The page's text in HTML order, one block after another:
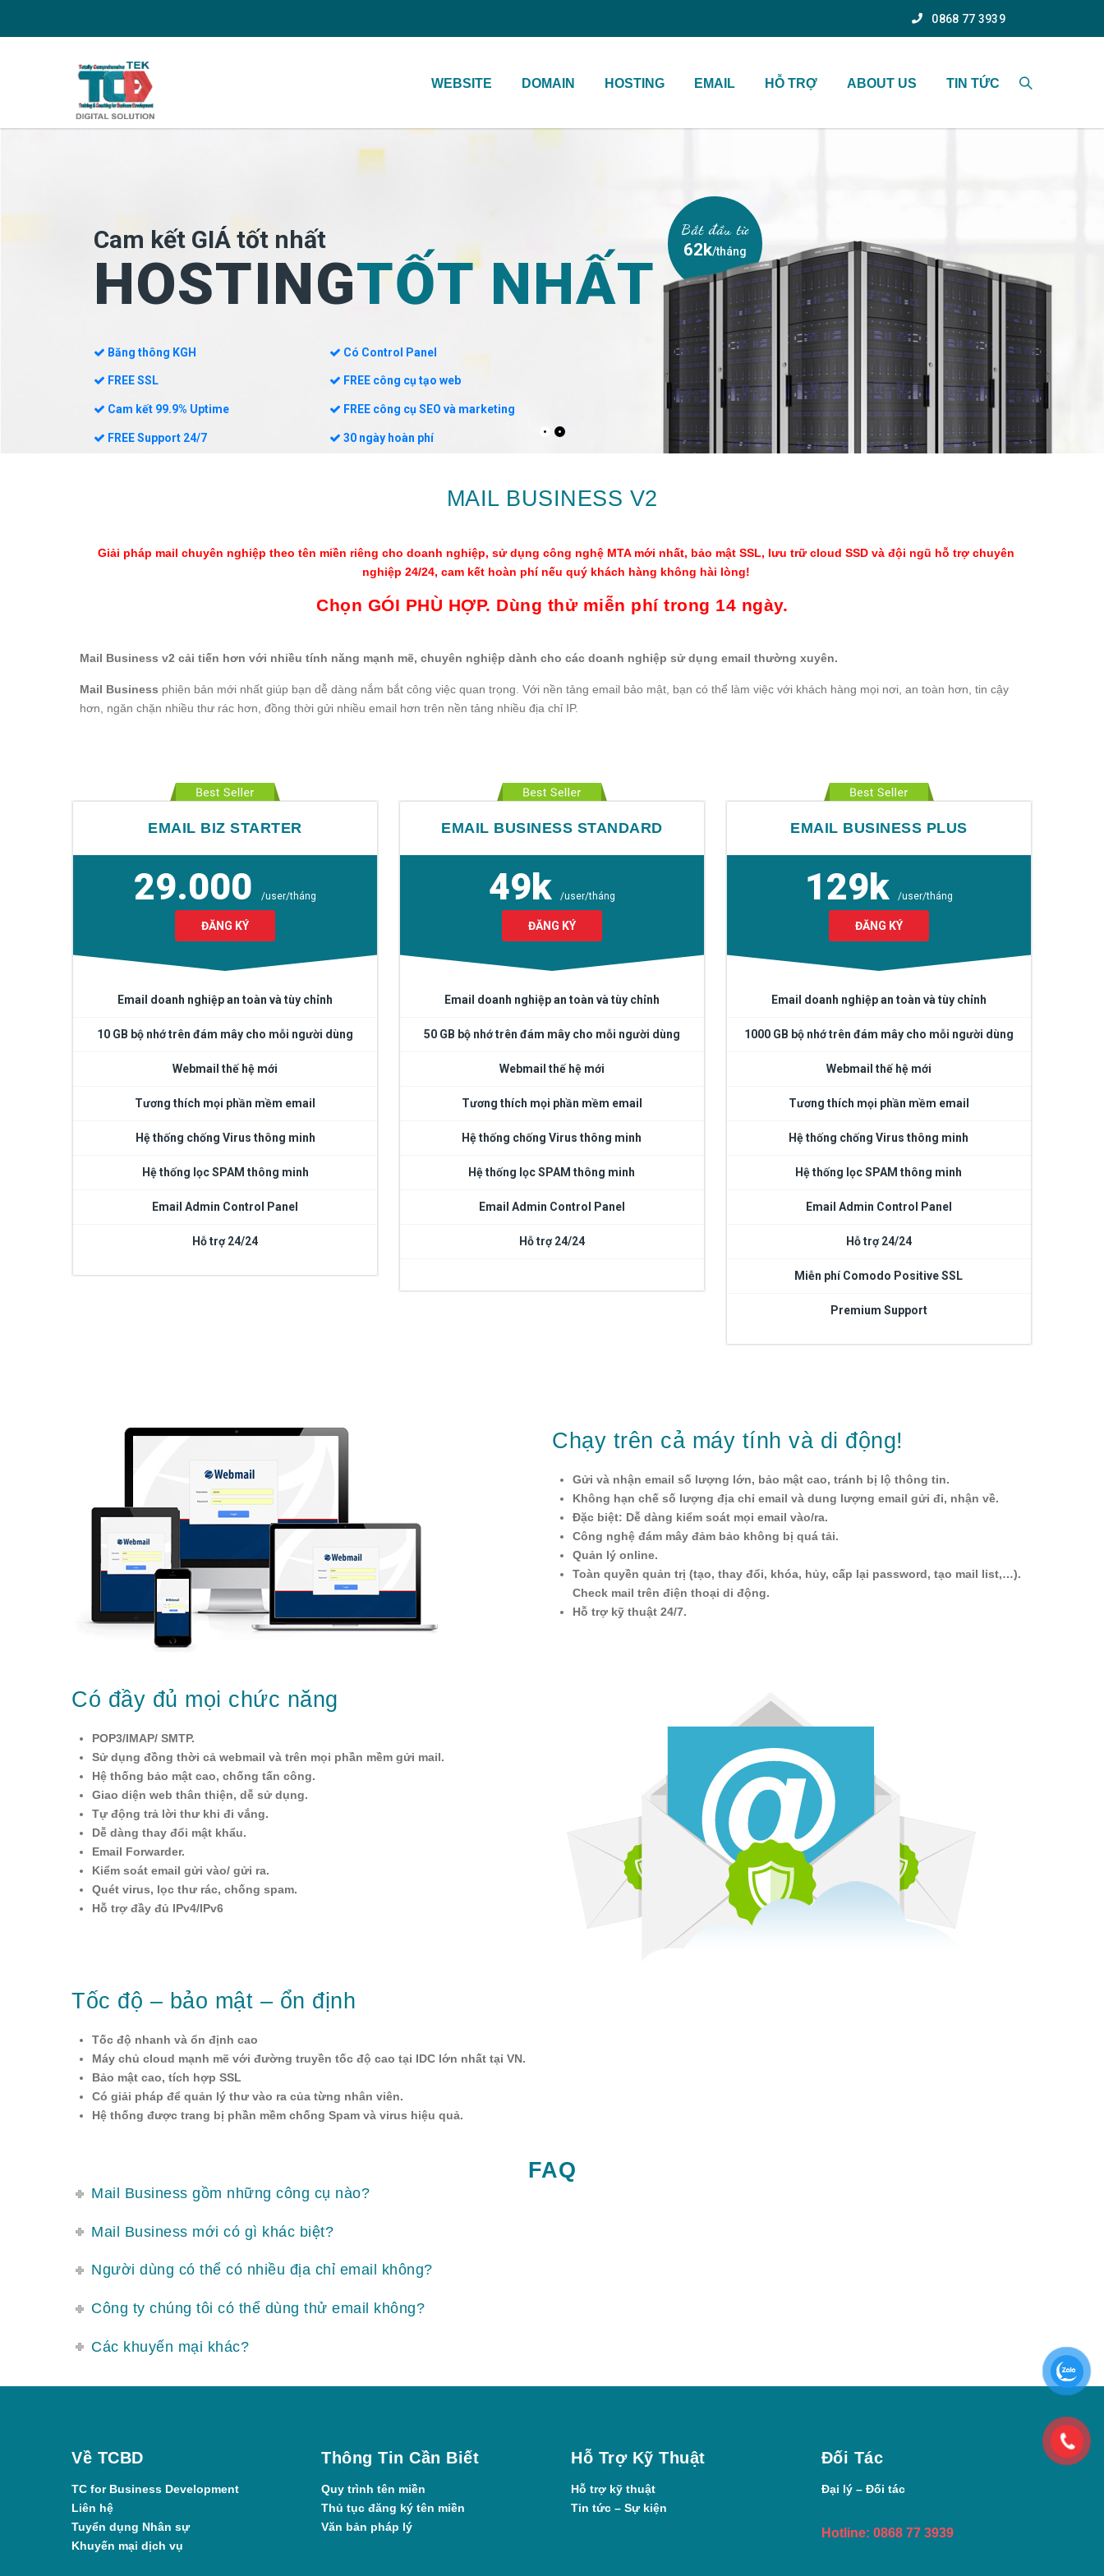
0868 77 3939
WEBSITE DOMAIN HOSTING EMAIL HỖ TRỢ ABOUT US TIN TỨC
Cam kết GIÁ tốt nhất
HOSTINGTỐT NHẤT
Băng thông KGH Có Control Panel
FREE SSL FREE công cụ tạo web
Cam kết 99.9% Uptime FREE công cụ SEO và marketing
FREE Support 24/7 30 ngày hoàn phí
Bắt đầu từ
62k/tháng
MAIL BUSINESS V2
Giải pháp mail chuyên nghiệp theo tên miền riêng cho doanh nghiệp, sử dụng công nghệ MTA mới nhất, bảo mật SSL, lưu trữ cloud SSD và đội ngũ hỗ trợ chuyên
nghiệp 24/24, cam kết hoàn phí nếu quý khách hàng không hài lòng!
Chọn GÓI PHÙ HỢP. Dùng thử miễn phí trong 14 ngày.
Mail Business v2 cải tiến hơn với nhiều tính năng mạnh mẽ, chuyên nghiệp dành cho các doanh nghiệp sử dụng email thường xuyên.
Mail Business phiên bản mới nhất giúp bạn dễ dàng nắm bắt công việc quan trọng. Với nền tảng email bảo mật, bạn có thể làm việc với khách hàng mọi nơi, an toàn hơn, tin cậy
hơn, ngăn chặn nhiều thư rác hơn, đồng thời gửi nhiều email hơn trên nền tảng nhiều địa chỉ IP.
EMAIL BIZ STARTER
29.000/user/tháng
ĐĂNG KÝ
Email doanh nghiệp an toàn và tùy chỉnh
10 GB bộ nhớ trên đám mây cho mỗi người dùng
Webmail thế hệ mới
Tương thích mọi phần mềm email
Hệ thống chống Virus thông minh
Hệ thống lọc SPAM thông minh
Email Admin Control Panel
Hỗ trợ 24/24
EMAIL BUSINESS STANDARD
49k /user/tháng
ĐĂNG KÝ
Email doanh nghiệp an toàn và tùy chỉnh
50 GB bộ nhớ trên đám mây cho mỗi người dùng
Webmail thế hệ mới
Tương thích mọi phần mềm email
Hệ thống chống Virus thông minh
Hệ thống lọc SPAM thông minh
Email Admin Control Panel
Hỗ trợ 24/24
EMAIL BUSINESS PLUS
129k /user/tháng
ĐĂNG KÝ
Email doanh nghiệp an toàn và tùy chỉnh
1000 GB bộ nhớ trên đám mây cho mỗi người dùng
Webmail thế hệ mới
Tương thích mọi phần mềm email
Hệ thống chống Virus thông minh
Hệ thống lọc SPAM thông minh
Email Admin Control Panel
Hỗ trợ 24/24
Miễn phí Comodo Positive SSL
Premium Support
Chạy trên cả máy tính và di động!
Gửi và nhận email số lượng lớn, bảo mật cao, tránh bị lộ thông tin.
Không hạn chế số lượng địa chỉ email và dung lượng email gửi đi, nhận về.
Đặc biệt: Dễ dàng kiểm soát mọi email vào/ra.
Công nghệ đám mây đảm bảo không bị quá tải.
Quản lý online.
Toàn quyền quản trị (tạo, thay đổi, khóa, hủy, cấp lại password, tạo mail list,…).
Check mail trên điện thoại di động.
Hỗ trợ kỹ thuật 24/7.
Có đầy đủ mọi chức năng
POP3/IMAP/ SMTP.
Sử dụng đồng thời cả webmail và trên mọi phần mềm gửi mail.
Hệ thống bảo mật cao, chống tấn công.
Giao diện web thân thiện, dễ sử dụng.
Tự động trả lời thư khi đi vắng.
Dễ dàng thay đổi mật khẩu.
Email Forwarder.
Kiểm soát email gửi vào/ gửi ra.
Quét virus, lọc thư rác, chống spam.
Hỗ trợ đầy đủ IPv4/IPv6
Tốc độ – bảo mật – ổn định
Tốc độ nhanh và ổn định cao
Máy chủ cloud mạnh mẽ với đường truyền tốc độ cao tại IDC lớn nhất tại VN.
Bảo mật cao, tích hợp SSL
Có giải pháp để quản lý thư vào ra của từng nhân viên.
Hệ thống được trang bị phần mềm chống Spam và virus hiệu quả.
FAQ
Mail Business gồm những công cụ nào?
Mail Business mới có gì khác biệt?
Người dùng có thể có nhiều địa chỉ email không?
Công ty chúng tôi có thể dùng thử email không?
Các khuyến mại khác?
Về TCBD
TC for Business Development
Liên hệ
Tuyển dụng Nhân sự
Khuyến mại dịch vụ
Thông Tin Cần Biết
Quy trình tên miền
Thủ tục đăng ký tên miền
Văn bản pháp lý
Hỗ Trợ Kỹ Thuật
Hỗ trợ kỹ thuật
Tin tức – Sự kiện
Đối Tác
Đại lý – Đối tác
Hotline: 0868 77 3939